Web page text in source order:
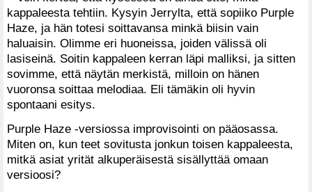
kappaleesta tehtiin. Kysyin Jerrylta, että sopiiko Purple
Haze, ja hän totesi soittavansa minkä biisin vain
haluaisin. Olimme eri huoneissa, joiden välissä oli
lasiseinä. Soitin kappaleen kerran läpi malliksi, ja sitten
sovimme, että näytän merkistä, milloin on hänen
vuoronsa soittaa melodiaa. Eli tämäkin oli hyvin
spontaani esitys.
Purple Haze -versiossa improvisointi on pääosassa.
Miten on, kun teet sovitusta jonkun toisen kappaleesta,
mitkä asiat yrität alkuperäisestä sisällyttää omaan
versioosi?